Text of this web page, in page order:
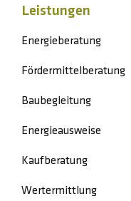
Leistungen
Energieberatung
Fördermittelberatung
Baubegleitung
Energieausweise
Kaufberatung
Wertermittlung